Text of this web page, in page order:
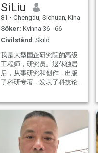
SiLiu
81 • Chengdu, Sichuan, Kina
Söker: Kvinna 36 - 66
Civilstånd: Skild
我是大型国企研究院的高级
工程师，研究员。退休独居
后，从事研究和创作，出版
了科研专著，发表了科技论
青春犹在，体健肤白，无不
良嗜好。兴趣爱好广泛，交
友大度随和,有较强的独立生
活能力。独生女博士毕业后
在外地高校任教。主页中的